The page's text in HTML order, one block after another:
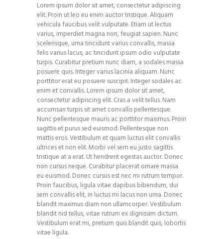
Lorem ipsum dolor sit amet, consectetur adipiscing
elit. Proin ut leo eu enim auctor tristique. Aliquam
vehicula faucibus velit vulputate. Etiam ut lectus
varius, imperdiet magna non, feugiat sapien. Nunc
scelerisque, urna tincidunt varius convallis, massa
felis varius lacus, ac tincidunt ipsum odio vulputate
turpis. Curabitur pretium nunc diam, a sodales massa
posuere quis. Integer varius lacinia aliquam. Nunc
porttitor erat eu posuere suscipit. Integer sodales ac
enim et convallis. Lorem ipsum dolor sit amet,
consectetur adipiscing elit. Cras a velit tellus. Nam
accumsan turpis sit amet convallis pellentesque.
Nunc pellentesque mauris ac porttitor maximus. Proin
sagittis et purus sed euismod. Pellentesque non
mattis eros. Vestibulum et quam luctus elit convallis
ultrices et non elit. Morbi vel sem eu justo sagittis
tristique at a erat. Ut hendrerit egestas auctor. Donec
non cursus neque. Curabitur placerat ornare massa
eu euismod. Donec cursus est nec mi rutrum tempor.
Proin faucibus, ligula vitae dapibus bibendum, dui
sem convallis elit, in luctus mi lacus non urna. Donec
blandit maximus diam non ullamcorper. Vestibulum
blandit nisl tellus, vitae rutrum ex dignissim dictum.
Vestibulum erat mi, pretium quis blandit quis, lobortis
vitae ligula.